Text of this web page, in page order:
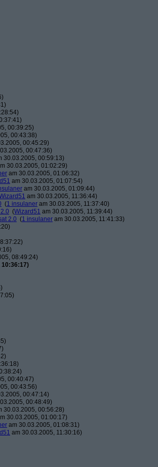
00:39:25)
00:43:38)
00:45:29)
00:47:36)
30.03.2005, 00:59:13)
30.03.2005, 01:02:29)
am 30.03.2005, 01:06:32)
am 30.03.2005, 01:07:54)
am 30.03.2005, 01:09:44)
am 30.03.2005, 11:36:44)
(1 insulaner am 30.03.2005, 11:37:40)
(Wizard51 am 30.03.2005, 11:39:44)
2.0 (1 insulaner am 30.03.2005, 11:41:33)
08:49:24)
10:36:17)
00:40:47)
00:43:56)
00:47:14)
00:48:49)
30.03.2005, 00:56:28)
30.03.2005, 01:00:17)
am 30.03.2005, 01:08:31)
am 30.03.2005, 11:30:16)